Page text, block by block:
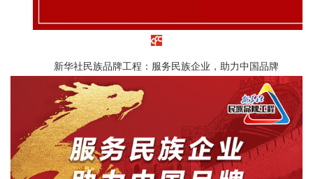
新华社民族品牌工程：服务民族企业，助力中国品牌